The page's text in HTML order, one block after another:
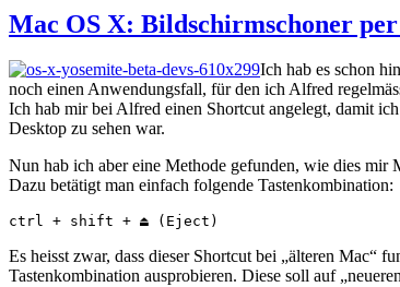
Mac OS X: Bildschirmschoner
Ich hab es schon
noch einen Anwendungsfall, für den ich Alfred
Ich hab mir bei Alfred einen Shortcut angelegt, damit ich
Desktop zu sehen war.
Nun hab ich aber eine Methode gefunden, wie dies mir
Dazu betätigt man einfach folgende Tastenkombination:
ctrl + shift + ⏏ (Eject)
Es heisst zwar, dass dieser Shortcut bei „älteren Mac“
Tastenkombination ausprobieren. Diese soll auf